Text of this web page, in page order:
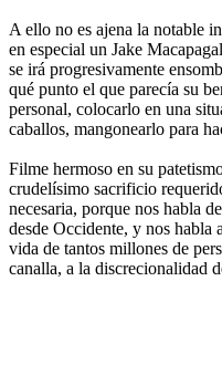
A ello no es ajena la notable
en especial un Jake
se irá progresivamente
qué punto el que parecía su
personal, colocarlo en una
caballos, mangonearlo para
Filme hermoso en su
crudelísimo sacrificio
necesaria, porque nos habla
desde Occidente, y nos habla
vida de tantos millones de
canalla, a la discrecionalidad